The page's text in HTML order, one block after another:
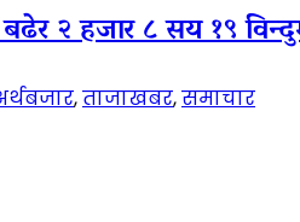
२ हजार ८ सय १९
,ताजाखबर,समाचार